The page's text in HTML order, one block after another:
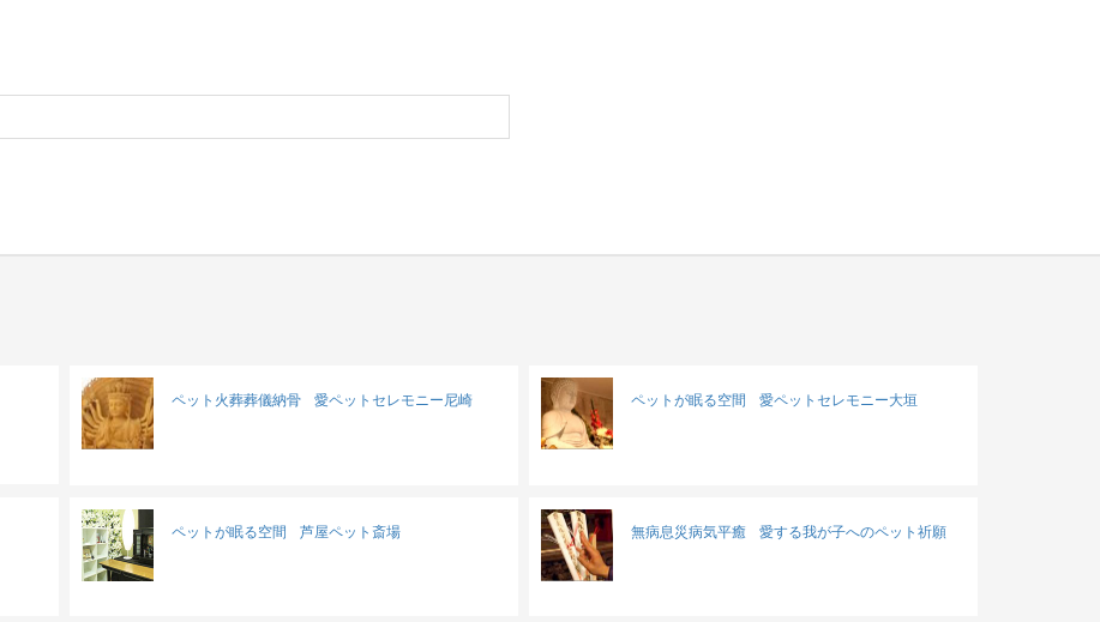
ペット火葬葬儀納骨 愛ペットセレモニー尼崎 ペットが眠る空間 愛ペットセレモニー大垣
ペットが眠る空間 芦屋ペット斎場 無病息災病気平癒 愛する我が子へのペット祈願